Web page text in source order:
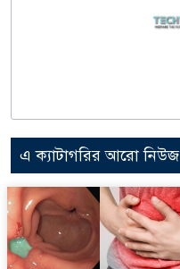
এ ক্যাটাগরির আরো নিউজ